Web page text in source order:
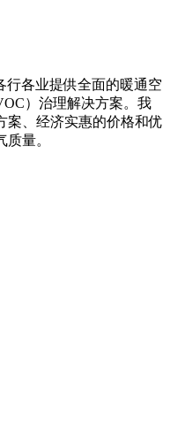
行各业提供全面的暖通空
）治理解决方案。我
案、经济实惠的价格和优
量。